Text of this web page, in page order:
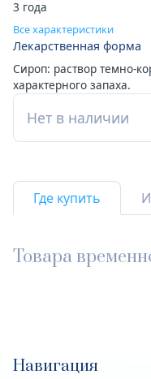
3 года
Все характеристики
Лекарственная форма
Сироп: раствор темно-
характерного запаха.
Нет в наличии
Где купить
Товара
Навигация